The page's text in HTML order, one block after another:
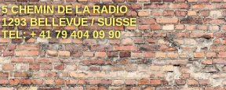
5 CHEMIN DE LA RADIO
1293 BELLEVUE / SUISSE
TEL: + 41 79 404 09 90